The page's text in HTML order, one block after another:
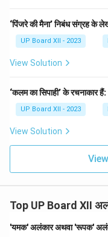
‘पिंजरे की मैना’ निबंध संग्रह के
UP Board XII - 2023
View Solution
‘कलम का सिपाही’ के रचनाकार हैं:
UP Board XII - 2023
View Solution
Top UP Board XII
'यमक' अलंकार अथवा 'रूपक'